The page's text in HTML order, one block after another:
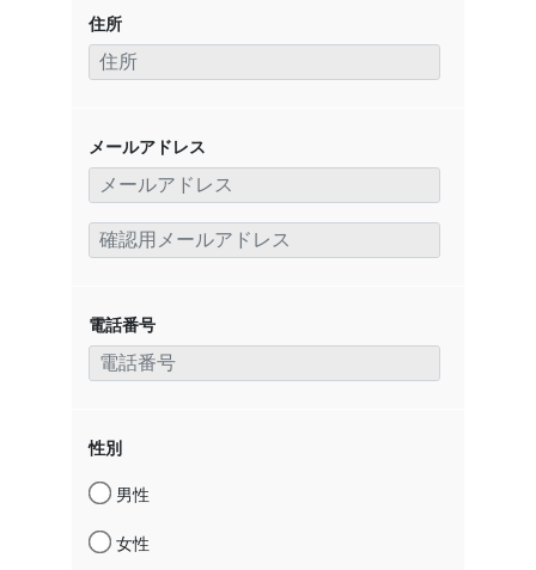
住所
メールアドレス
電話番号
性別
男性
女性